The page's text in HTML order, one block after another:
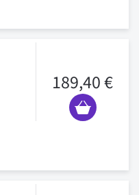
189,40 €